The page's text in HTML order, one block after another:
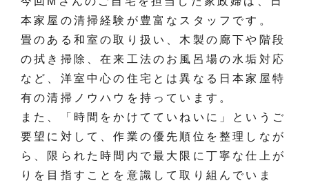
本家屋の清掃経験が豊富なスタッフです。
畳のある和室の取り扱い、木製の廊下や階段
の拭き掃除、在来工法のお風呂場の水垢対応
など、洋室中心の住宅とは異なる日本家屋特
有の清掃ノウハウを持っています。
また、「時間をかけてていねいに」というご
要望に対して、作業の優先順位を整理しなが
ら、限られた時間内で最大限に丁寧な仕上が
りを目指すことを意識して取り組んでいま